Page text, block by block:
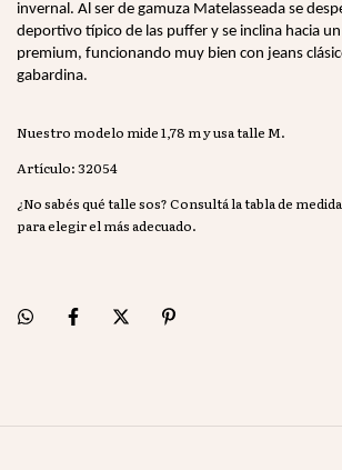
invernal. Al ser de gamuza Matelasseada se
deportivo típico de las puffer y se inclina hacia
premium, funcionando muy bien con jeans
gabardina.
Nuestro modelo mide 1,78 m y usa talle M.
Artículo: 32054
¿No sabés qué talle sos? Consultá la tabla de
para elegir el más adecuado.